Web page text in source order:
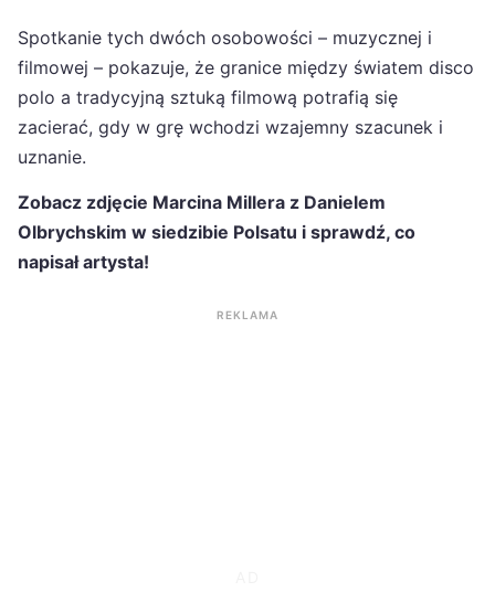
Spotkanie tych dwóch osobowości – muzycznej i
filmowej – pokazuje, że granice między światem disco
polo a tradycyjną sztuką filmową potrafią się
zacierać, gdy w grę wchodzi wzajemny szacunek i
uznanie.
Zobacz zdjęcie Marcina Millera z Danielem
Olbrychskim w siedzibie Polsatu i sprawdź, co
napisał artysta!
REKLAMA